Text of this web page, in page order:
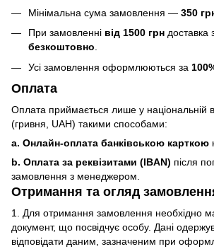
Мінімальна сума замовлення — 350
При замовленні від 1500 грн доставка
безкоштовно.
Усі замовлення оформлюються за
Оплата
Оплата приймається лише у національній
(гривня, UAH) такими способами:
a. Онлайн-оплата банківською карткою
b. Оплата за реквізитами (IBAN) після
замовлення з менеджером.
Отримання та огляд
1. Для отримання замовлення необхідно
документ, що посвідчує особу. Дані
відповідати даним, зазначеним при